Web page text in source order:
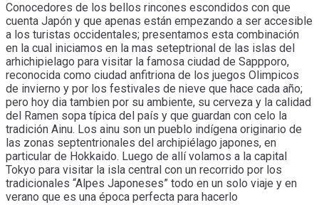
Conocedores de los bellos rincones escondidos con que
cuenta Japón y que apenas están empezando a ser accesible
a los turistas occidentales; presentamos esta combinación
en la cual iniciamos en la mas seteptrional de las islas del
arhichipielago para visitar la famosa ciudad de Sappporo,
reconocida como ciudad anfitriona de los juegos Olimpicos
de invierno y por los festivales de nieve que hace cada año;
pero hoy dia tambien por su ambiente, su cerveza y la calidad
del Ramen sopa típica del país y que guardan con celo la
tradición Ainu. Los ainu son un pueblo indígena originario de
las zonas septentrionales del archipiélago japones, en
particular de Hokkaido. Luego de allí volamos a la capital
Tokyo para visitar la isla central con un recorrido por los
tradicionales “Alpes Japoneses” todo en un solo viaje y en
verano que es una época perfecta para hacerlo